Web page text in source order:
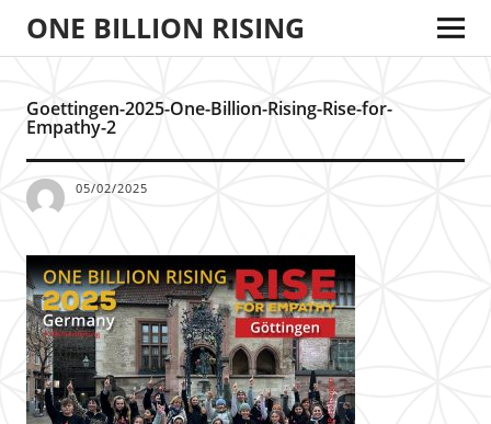
ONE BILLION RISING
Goettingen-2025-One-Billion-Rising-Rise-for-
Empathy-2
05/02/2025